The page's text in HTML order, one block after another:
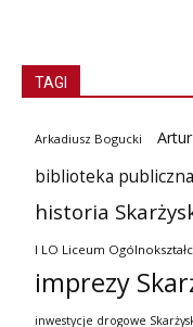
TAGI
Arkadiusz Bogucki
biblioteka publiczna
historia
I LO Liceum
imprezy
inwestycje drogowe